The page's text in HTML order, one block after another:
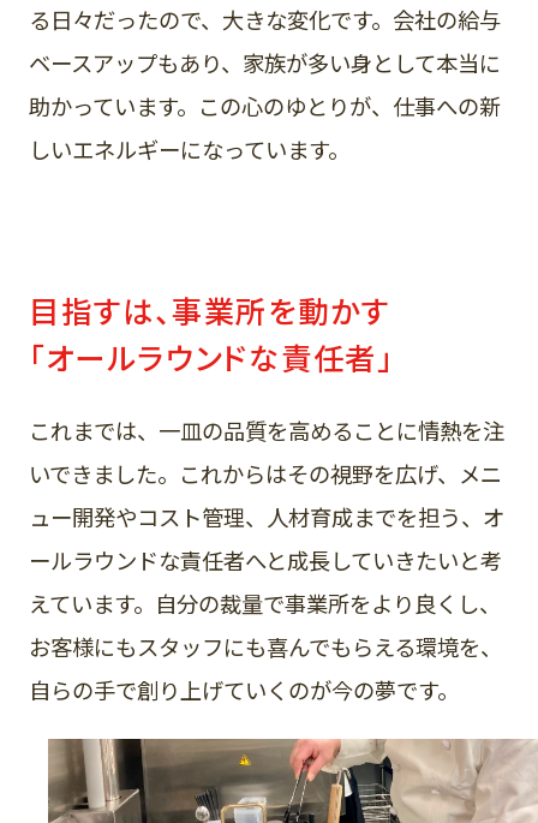
る日々だったので、大きな変化です。会社の給与
ベースアップもあり、家族が多い身として本当に
助かっています。この心のゆとりが、仕事への新
しいエネルギーになっています。
目指すは、事業所を動かす
「オールラウンドな責任者」
これまでは、一皿の品質を高めることに情熱を注
いできました。これからはその視野を広げ、メニ
ュー開発やコスト管理、人材育成までを担う、オ
ールラウンドな責任者へと成長していきたいと考
えています。自分の裁量で事業所をより良くし、
お客様にもスタッフにも喜んでもらえる環境を、
自らの手で創り上げていくのが今の夢です。